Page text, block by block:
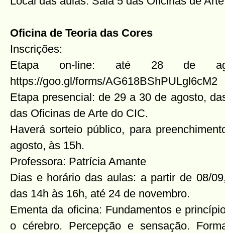
Oficina de Teoria das Cores
Inscrições:
Etapa on-line: até 28 de
https://goo.gl/forms/AG618BShPULgl6cM2
Etapa presencial: de 29 a 30 de agosto,
das Oficinas de Arte do CIC.
Haverá sorteio público, para
agosto, às 15h.
Professora: Patrícia Amante
Dias e horário das aulas: a partir de 08/
das 14h às 16h, até 24 de novembro.
Ementa da oficina: Fundamentos e
o cérebro. Percepção e sensação.